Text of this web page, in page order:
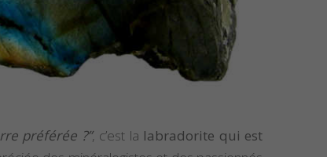
préférée ?”, c’est la labradorite qui est